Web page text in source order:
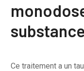
Ce traitement a un